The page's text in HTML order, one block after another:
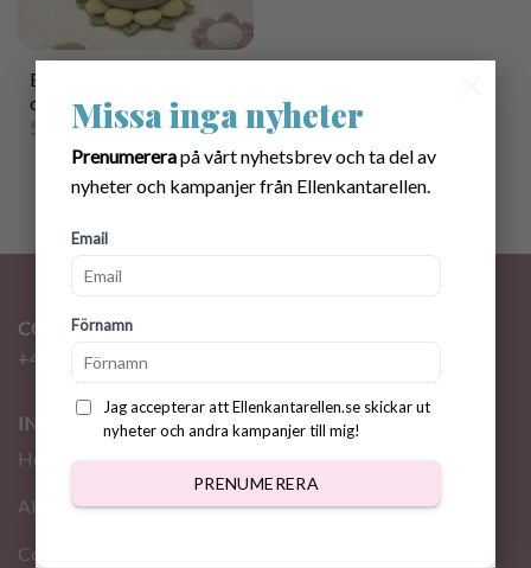
Missa inga nyheter
Prenumererapå vårt nyhetsbrev och ta del av
nyheter och kampanjer från Ellenkantarellen.
Email
Förnamn
Jag accepterar att Ellenkantarellen.se skickar ut
nyheter och andra kampanjer till mig!
PRENUMERERA
Bunny stacking toy
crochet pattern
50.00kr
CONTACT
+46 72 310 46 48
INFORMATION
Home
About me
Contact